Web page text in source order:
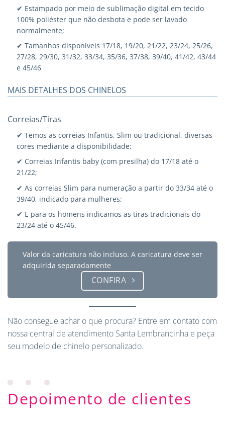
✔ Estampado por meio de sublimação digital em tecido
100% poliéster que não desbota e pode ser lavado
normalmente;
✔ Tamanhos disponíveis 17/18, 19/20, 21/22, 23/24, 25/26,
27/28, 29/30, 31/32, 33/34, 35/36, 37/38, 39/40, 41/42, 43/44
e 45/46
MAIS DETALHES DOS CHINELOS
Correias/Tiras
✔ Temos as correias Infantis, Slim ou tradicional, diversas
cores mediante a disponibilidade;
✔ Correias Infantis baby (com presilha) do 17/18 até o
21/22;
✔ As correias Slim para numeração a partir do 33/34 até o
39/40, indicado para mulheres;
✔ E para os homens indicamos as tiras tradicionais do
23/24 até o 45/46.
Valor da caricatura não incluso. A caricatura deve ser
adquirida separadamente
CONFIRA
Não consegue achar o que procura? Entre em contato com
nossa central de atendimento Santa Lembrancinha e peça
seu modelo de chinelo personalizado.
Depoimento de clientes